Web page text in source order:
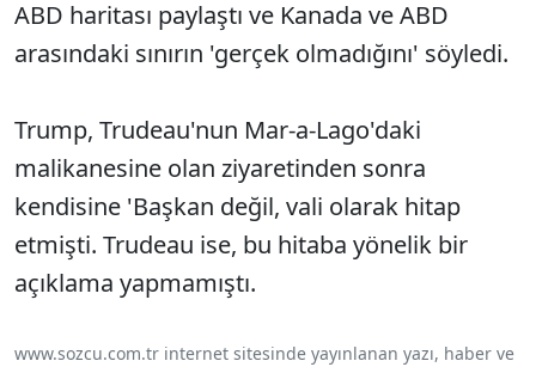
ABD haritası paylaştı ve Kanada ve ABD
arasındaki sınırın 'gerçek olmadığını' söyledi.
Trump, Trudeau'nun Mar-a-Lago'daki
malikanesine olan ziyaretinden sonra
kendisine 'Başkan değil, vali olarak hitap
etmişti. Trudeau ise, bu hitaba yönelik bir
açıklama yapmamıştı.
www.sozcu.com.tr internet sitesinde yayınlanan yazı, haber ve